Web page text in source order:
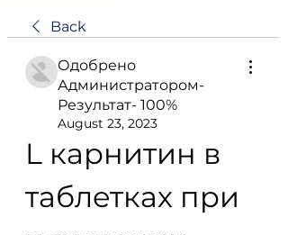
Back
Одобрено
Администратором-
Результат- 100%
August 23, 2023
L карнитин в
таблетках при